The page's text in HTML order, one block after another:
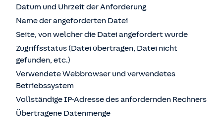
Datum und Uhrzeit der Anforderung
Name der angeforderten Datei
Seite, von welcher die Datei angefordert wurde
Zugriffsstatus (Datei übertragen, Datei nicht
gefunden, etc.)
Verwendete Webbrowser und verwendetes
Betriebssystem
Vollständige IP-Adresse des anfordernden Rechners
Übertragene Datenmenge